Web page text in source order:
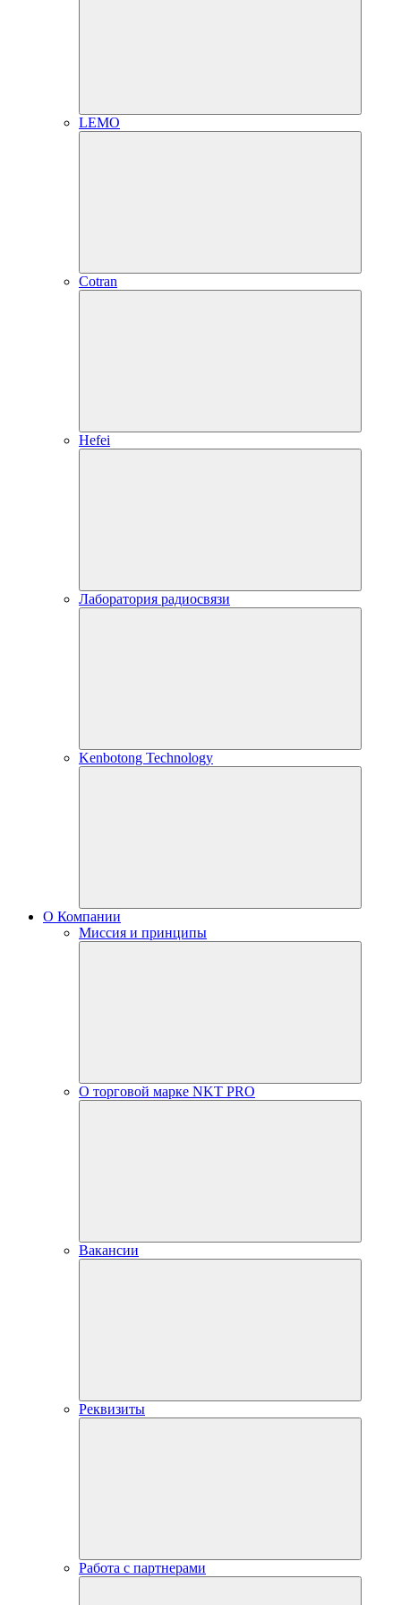
LEMO
Cotran
Hefei
Лаборатория радиосвязи
Kenbotong Technology
О Компании
Миссия и принципы
О торговой марке NKT PRO
Вакансии
Реквизиты
Работа с партнерами